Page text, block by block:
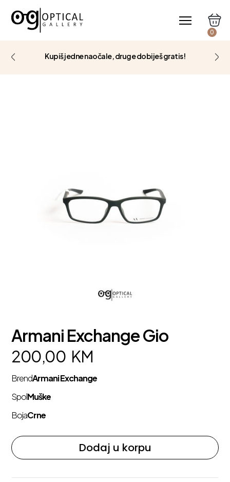
0
Kupiš jedne naočale, druge dobiješ gratis!
Armani Exchange Gio
200,00 KM
BrendArmani Exchange
SpolMuške
BojaCrne
Dodaj u korpu